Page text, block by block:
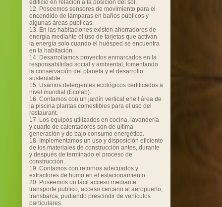
edificio en relación a la posición del sol.
12. Poseemos sensores de movimiento para el
encendido de lámparas en baños públicos y
algunas áreas publicas.
13. En las habitaciones existen ahorradores de
energía mediante el uso de tarjetas que activan
la energía solo cuando el huésped se encuentra
en la habitación.
14. Desarrollamos proyectos enmarcados en la
responsabilidad social y ambiental, fomentando
la conservación del planeta y el desarrollo
sustentable.
15. Usamos detergentes ecológicos certificados a
nivel mundial (Ecolab).
16. Contamos con un jardín vertical ene l área de
la piscina plantas comestibles para el uso del
restaurant.
17. Los equipos utilizados en cocina, lavandería
y cuarto de calentadores son de ultima
generación y de bajo consumo energético.
18. Implementamos un uso y disposición eficiente
de los materiales de construcción antes, durante
y después de terminado el proceso de
construcción.
19. Contamos con retornos adecuados y
extractores de humo en el estacionamiento.
20. Poseemos un fácil acceso mediante
transporte publico, acceso cercano al aeropuerto,
transbarca, pudiendo prescindir de vehículos
particulares.